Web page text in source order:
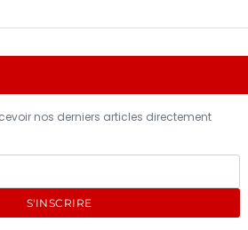
nos derniers articles directement
S'INSCRIRE